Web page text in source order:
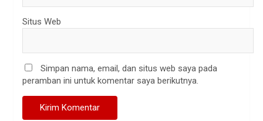
Situs Web
Simpan nama, email, dan situs web saya pada
peramban ini untuk komentar saya berikutnya.